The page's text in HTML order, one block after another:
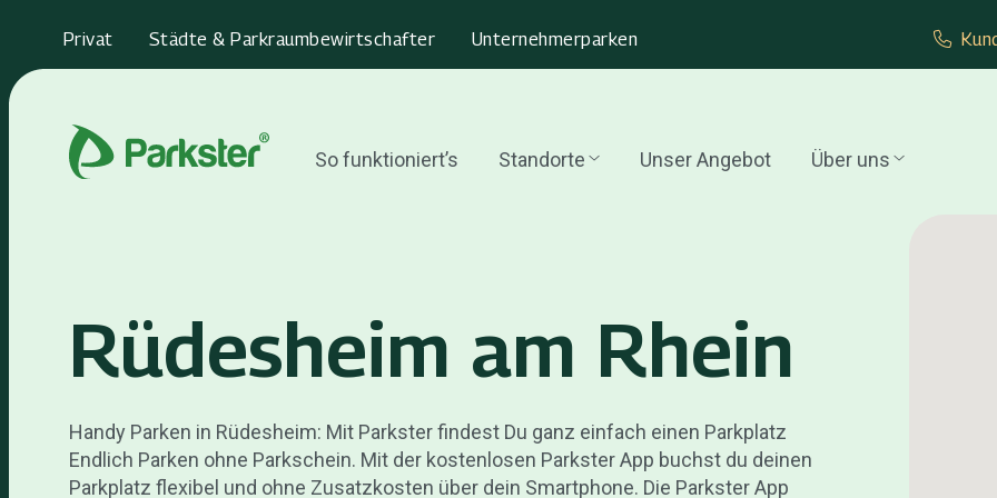
Privat Städte & Parkraumbewirtschafter Unternehmer­parken
So funktioniert’s Standorte Unser Angebot Über uns
Rüdesheim am Rhein
Handy Parken in Rüdesheim: Mit Parkster findest Du ganz einfach einen Parkplatz
Endlich Parken ohne Parkschein. Mit der kostenlosen Parkster App buchst du deinen
Parkplatz flexibel und ohne Zusatzkosten über dein Smartphone. Die Parkster App